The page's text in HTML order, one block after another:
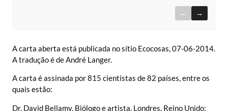
← →
A carta aberta está publicada no sítio Ecocosas, 07-06-2014.
A tradução é de André Langer.
A carta é assinada por 815 cientistas de 82 países, entre os
quais estão:
Dr. David Bellamy, Biólogo e artista, Londres, Reino Unido;